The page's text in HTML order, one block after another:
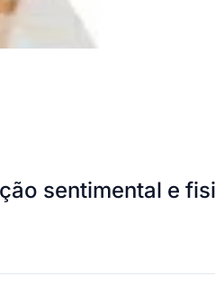
sentimental e